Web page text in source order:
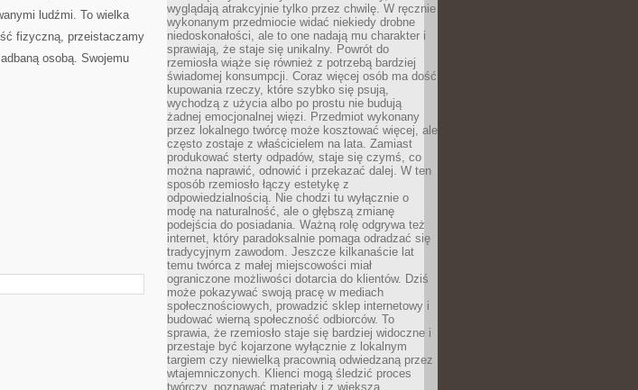
ludźmi. To wielka
fizyczną, przeistaczamy
osobą. Swojemu
wyglądają atrakcyjnie tylko przez chwilę. W ręcznie
wykonanym przedmiocie widać niekiedy drobne
niedoskonałości, ale to one nadają mu charakter i
sprawiają, że staje się unikalny. Powrót do
rzemiosła wiąże się również z potrzebą bardziej
świadomej konsumpcji. Coraz więcej osób ma dość
kupowania rzeczy, które szybko się psują,
wychodzą z użycia albo po prostu nie budują
żadnej emocjonalnej więzi. Przedmiot wykonany
przez lokalnego twórcę może kosztować więcej, ale
często zostaje z właścicielem na lata. Zamiast
produkować sterty odpadów, staje się czymś, co
można naprawić, odnowić i przekazać dalej. W ten
sposób rzemiosło łączy estetykę z
odpowiedzialnością. Nie chodzi tu wyłącznie o
modę na naturalność, ale o głębszą zmianę
podejścia do posiadania. Ważną rolę odgrywa też
internet, który paradoksalnie pomaga odradzać się
tradycyjnym zawodom. Jeszcze kilkanaście lat
temu twórca z małej miejscowości miał
ograniczone możliwości dotarcia do klientów. Dziś
może pokazywać swoją pracę w mediach
społecznościowych, prowadzić sklep internetowy i
budować wierną społeczność odbiorców. To
sprawia, że rzemiosło staje się bardziej widoczne i
przestaje być kojarzone wyłącznie z lokalnym
targiem czy niewielką pracownią odwiedzaną przez
wtajemniczonych. Klienci mogą śledzić proces
twórczy, poznawać materiały i z większą